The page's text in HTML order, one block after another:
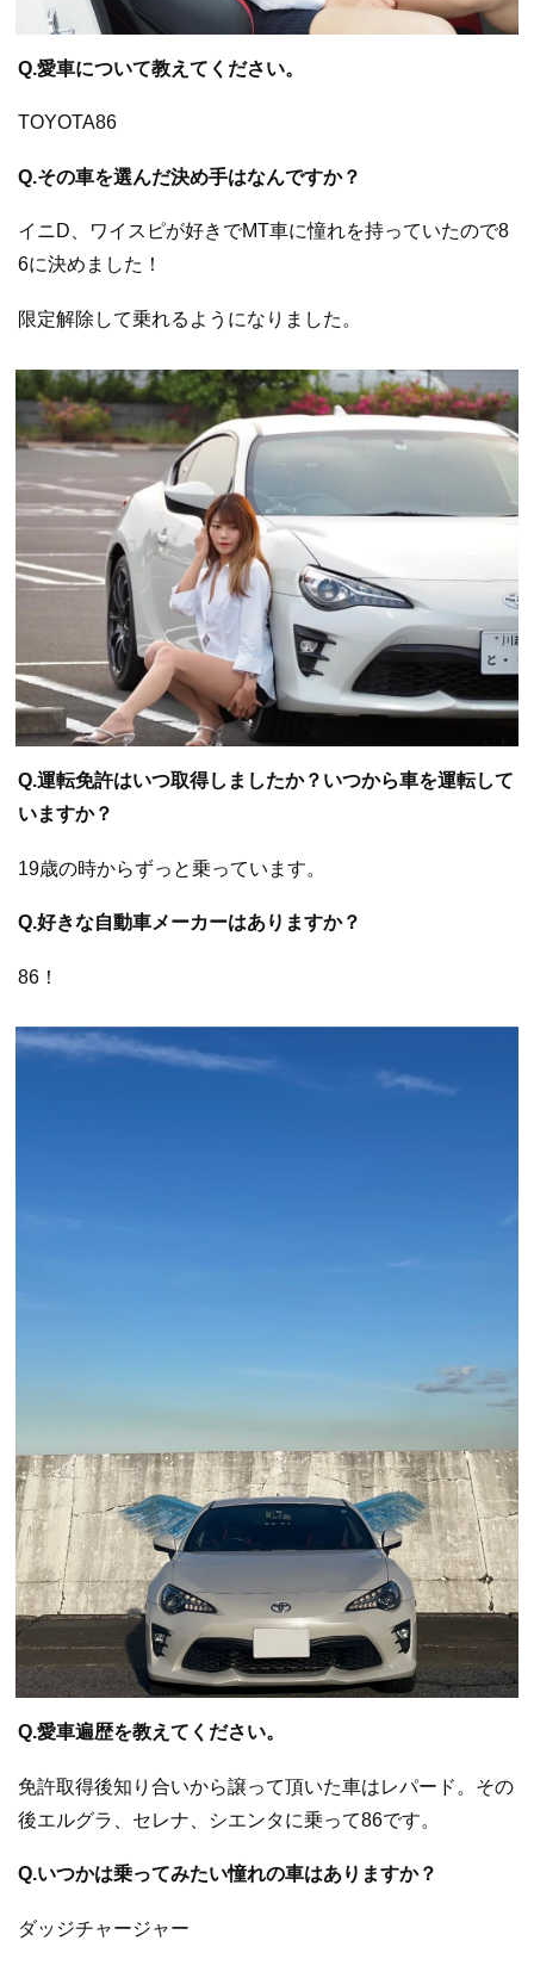
Q.愛車について教えてください。
TOYOTA86
Q.その車を選んだ決め手はなんですか？
イニD、ワイスピが好きでMT車に憧れを持っていたので8
6に決めました！
限定解除して乗れるようになりました。
Q.運転免許はいつ取得しましたか？いつから車を運転して
いますか？
19歳の時からずっと乗っています。
Q.好きな自動車メーカーはありますか？
86！
Q.愛車遍歴を教えてください。
免許取得後知り合いから譲って頂いた車はレパード。その
後エルグラ、セレナ、シエンタに乗って86です。
Q.いつかは乗ってみたい憧れの車はありますか？
ダッジチャージャー